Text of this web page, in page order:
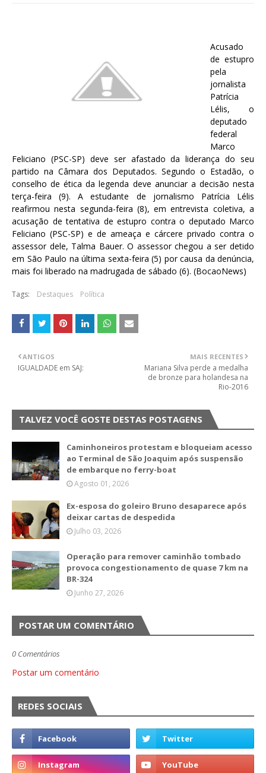
Acusado
de estupro
pela
jornalista
Patrícia
Lélis, o
deputado
federal
Marco
Feliciano (PSC-SP) deve ser afastado da liderança do seu
partido na Câmara dos Deputados. Segundo o Estadão, o
conselho de ética da legenda deve anunciar a decisão nesta
terça-feira (9). A estudante de jornalismo Patrícia Lélis
reafirmou nesta segunda-feira (8), em entrevista coletiva, a
acusação de tentativa de estupro contra o deputado Marco
Feliciano (PSC-SP) e de ameaça e cárcere privado contra o
assessor dele, Talma Bauer. O assessor chegou a ser detido
em São Paulo na última sexta-feira (5) por causa da denúncia,
mais foi liberado na madrugada de sábado (6). (BocaoNews)
Tags: Destaques Política
MAIS RECENTES
Mariana Silva perde a medalha
de bronze para holandesa na
Rio-2016
ANTIGOS
IGUALDADE em SAJ:
TALVEZ VOCÊ GOSTE DESTAS POSTAGENS
Caminhoneiros protestam e bloqueiam acesso
ao Terminal de São Joaquim após suspensão
de embarque no ferry-boat
Agosto 01, 2026
Ex-esposa do goleiro Bruno desaparece após
deixar cartas de despedida
Julho 03, 2026
Operação para remover caminhão tombado
provoca congestionamento de quase 7 km na
BR-324
Junho 27, 2026
POSTAR UM COMENTÁRIO
0 Comentários
Postar um comentário
REDES SOCIAIS